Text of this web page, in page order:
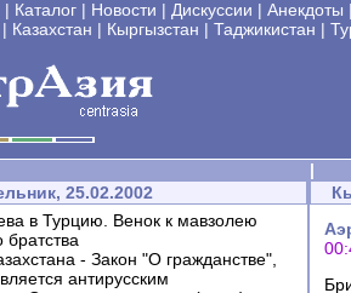
| Каталог | Новости | Дискуссии | Анекдоты |
| Казахстан | Кыргызстан | Таджикистан |
|
25.02.2002
в Турцию. Венок к мавзолею
братства
- Закон "О гражданстве",
антирусским